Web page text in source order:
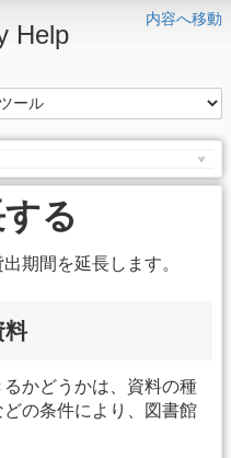
内容へ移動
Help
る
期間を延長します。
料
かどうかは、資料の種
の条件により、図書館